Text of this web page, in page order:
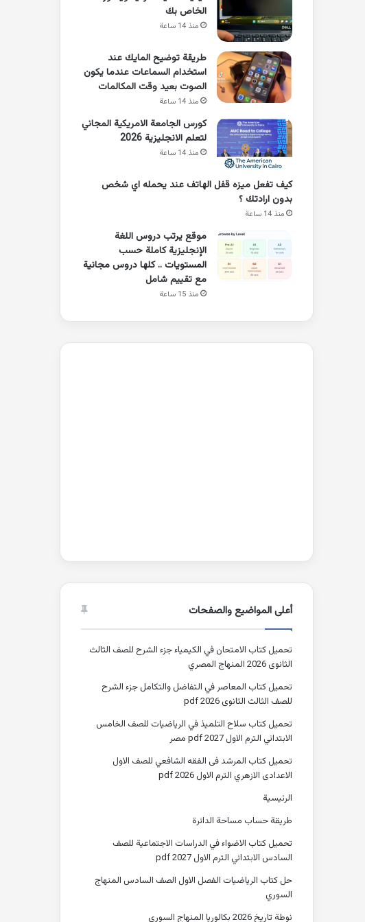
الخاص بك
منذ 14 ساعة
طريقة توضيح المايك عند
استخدام السماعات عندما يكون
الصوت بعيد وقت المكالمات
منذ 14 ساعة
كورس الجامعة الامريكية المجاني
لتعلم الانجليزية 2026
منذ 14 ساعة
كيف تفعل ميزه قفل الهاتف عند يحمله اي شخص
بدون ارادتك ؟
منذ 14 ساعة
موقع يرتب دروس اللغة
الإنجليزية كاملة حسب
المستويات .. كلها دروس مجانية
مع تقييم شامل
منذ 15 ساعة
أعلى المواضيع والصفحات
تحميل كتاب الامتحان في الكيمياء جزء الشرح للصف الثالث
الثانوى 2026 المنهاج المصري
تحميل كتاب المعاصر في التفاضل والتكامل جزء الشرح
للصف الثالث الثانوى 2026 pdf
تحميل كتاب سلاح التلميذ في الرياضيات للصف الخامس
الابتدائي الترم الاول 2027 pdf مصر
تحميل كتاب المرشد فى الفقه الشافعي للصف الاول
الاعدادى الازهري الترم الاول 2026 pdf
الرئيسية
طريقة حساب مساحة الدائرة
تحميل كتاب الاضواء في الدراسات الاجتماعية للصف
السادس الابتدائي الترم الاول 2027 pdf
حل كتاب الرياضيات الفصل الاول الصف السادس المنهاج
السوري
نوطة تاريخ 2026 بكالوريا المنهاج السوري